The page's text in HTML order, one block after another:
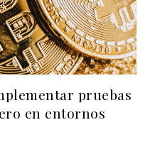
pruebas
en entornos